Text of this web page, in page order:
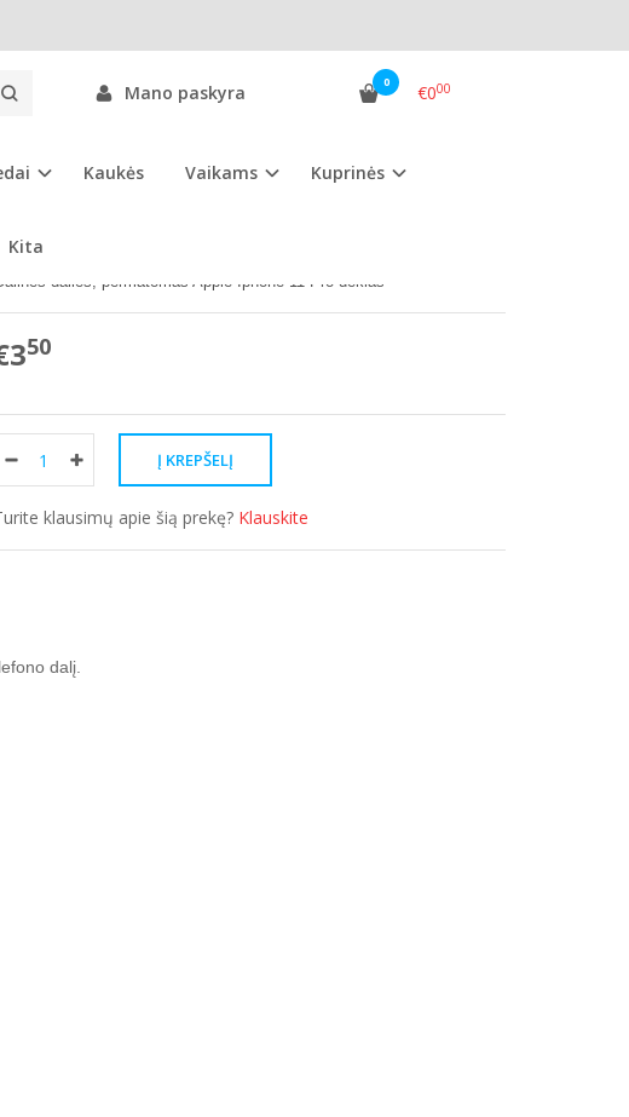
Mano paskyra 0 €000
Kaukės Vaikams Kuprinės
Kita
dėklas
kodas: AI11PD.ssg
dalies, permatomasApple Iphone 11 Pro dėklas
50
klausimų apie šią prekę? Klauskite
dalį.